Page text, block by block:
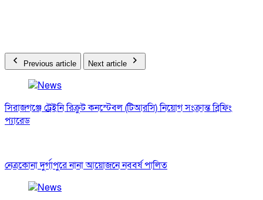
Previous article Next article
সিরাজগঞ্জে ট্রেইনি রিক্রুট কনস্টেবল (টিআরসি) নিয়োগ সংক্রান্ত ব্রিফিং
প্যারেড
নেত্রকোনা দুর্গাপুরে নানা আয়োজনে নববর্ষ পালিত